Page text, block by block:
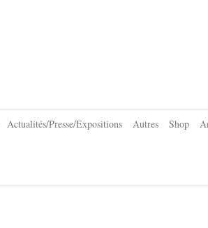
Actualités/Presse/Expositions Autres Shop